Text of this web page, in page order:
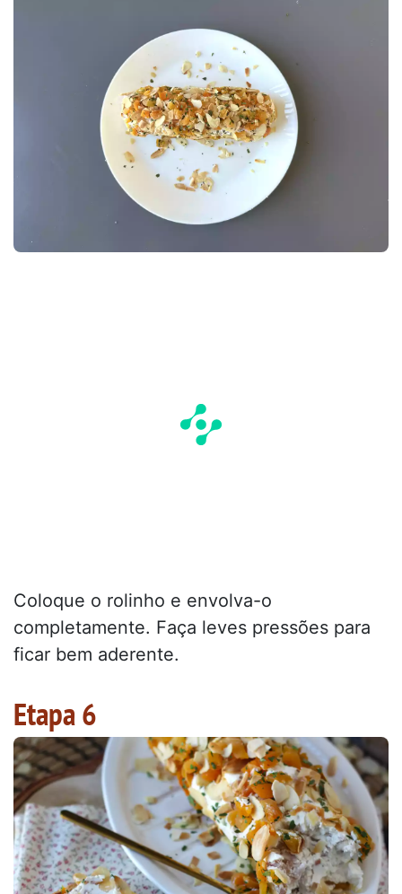
Coloque o rolinho e envolva-o
completamente. Faça leves pressões para
ficar bem aderente.
Etapa 6